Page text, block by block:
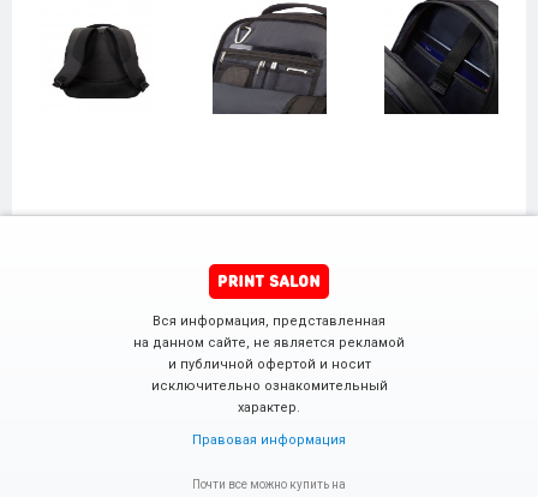
Вся информация, представленная
на данном сайте, не является рекламой
и публичной офертой и носит
исключительно ознакомительный
характер.
Правовая информация
Почти все можно купить на